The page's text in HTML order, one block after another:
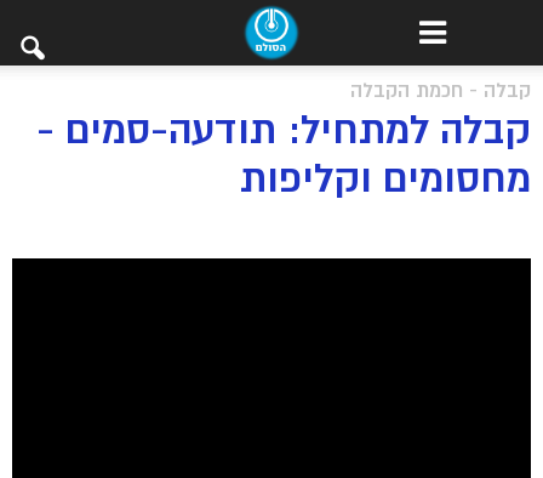
קבלה - חכמת הקבלה
קבלה למתחיל: תודעה-סמים -
מחסומים וקליפות